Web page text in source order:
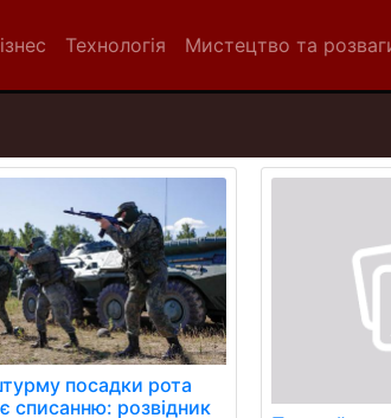
Технологія Мистецтво та
посадки рота
списанню: розвідник